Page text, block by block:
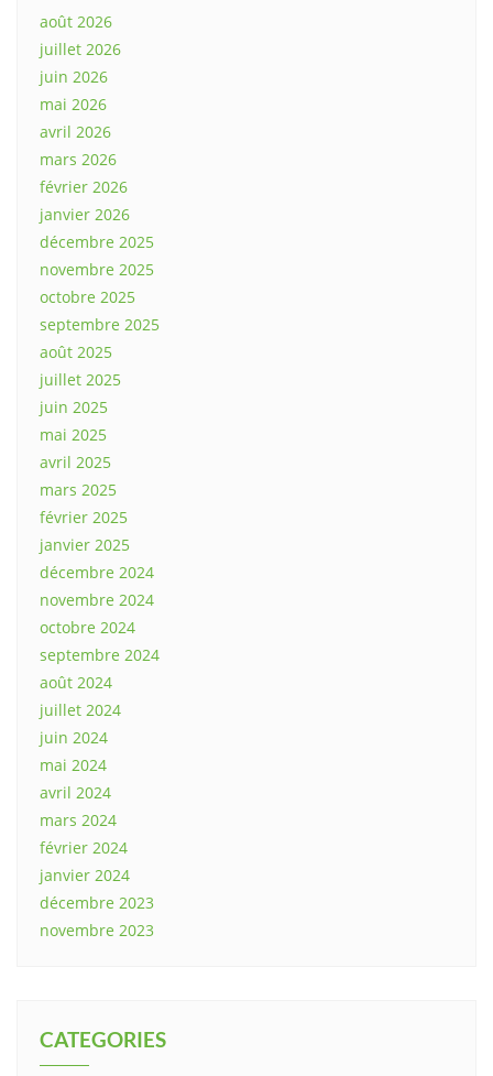
août 2026
juillet 2026
juin 2026
mai 2026
avril 2026
mars 2026
février 2026
janvier 2026
décembre 2025
novembre 2025
octobre 2025
septembre 2025
août 2025
juillet 2025
juin 2025
mai 2025
avril 2025
mars 2025
février 2025
janvier 2025
décembre 2024
novembre 2024
octobre 2024
septembre 2024
août 2024
juillet 2024
juin 2024
mai 2024
avril 2024
mars 2024
février 2024
janvier 2024
décembre 2023
novembre 2023
CATEGORIES